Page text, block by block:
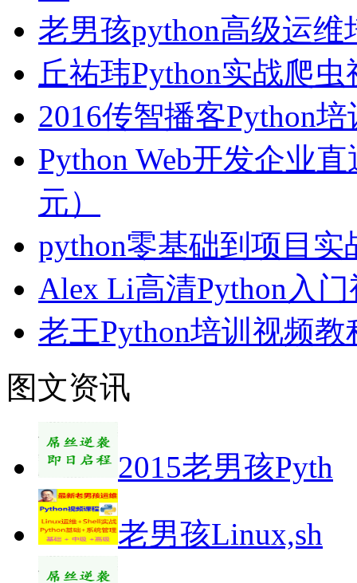
老男孩python高级运
丘祐玮Python实战爬
2016传智播客Python
Python Web开发企业
元）
python零基础到项目实
Alex Li高清Python入
老王Python培训视频
图文资讯
2015老男孩Pyth
老男孩Linux,sh